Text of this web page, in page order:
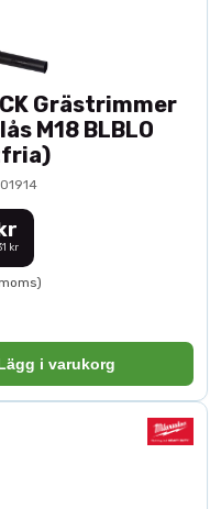
Grästrimmer
M18 BLBLO
kr
i varukorg